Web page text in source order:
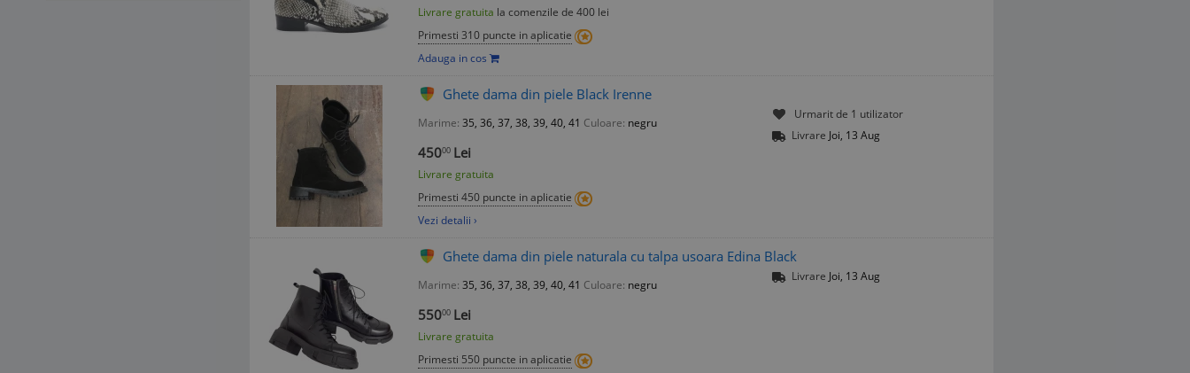
Livrare gratuita la comenzile de 400 lei
Primesti 310 puncte in aplicatie
Adauga in cos
Ghete dama din piele Black Irenne
Marime: 35, 36, 37, 38, 39, 40, 41 Culoare: negru
45000 Lei
Livrare gratuita
Primesti 450 puncte in aplicatie
Vezi detalii ›
Urmarit de 1 utilizator
Livrare Joi, 13 Aug
Ghete dama din piele naturala cu talpa usoara Edina Black
Marime: 35, 36, 37, 38, 39, 40, 41 Culoare: negru
55000 Lei
Livrare gratuita
Primesti 550 puncte in aplicatie
Livrare Joi, 13 Aug